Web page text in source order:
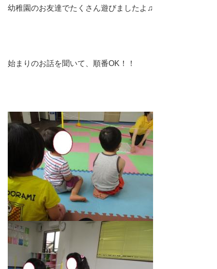
幼稚園のお友達でたくさん遊びましたよ♫
始まりのお話を聞いて、順番OK！！